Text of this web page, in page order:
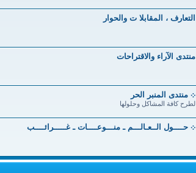
التعارف ، المقابلا ت والحوار
منتدى الآراء والاقتراحات
܀ منتدى المنبر الحر
لطرح كافة المشاكل وحلولها
܀ حــــول الــعـالـــم ـ منـــوعــــات ـ غـــــرائــــب